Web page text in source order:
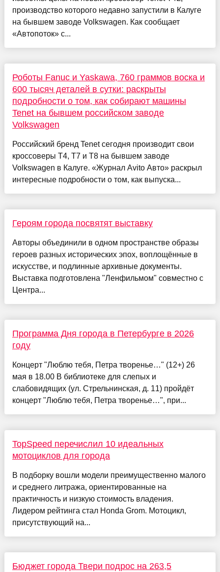
производство которого недавно запустили в Калуге
на бывшем заводе Volkswagen. Как сообщает
«Автопоток» с...
Роботы Fanuc и Yaskawa, 760 граммов воска и
600 тысяч деталей в сутки: раскрыты
подробности о том, как собирают машины
Tenet на бывшем российском заводе
Volkswagen
Российский бренд Tenet сегодня производит свои
кроссоверы T4, T7 и T8 на бывшем заводе
Volkswagen в Калуге. «Журнал Avito Авто» раскрыл
интересные подробности о том, как выпуска...
Героям города посвятят выставку
Авторы объединили в одном пространстве образы
героев разных исторических эпох, воплощённые в
искусстве, и подлинные архивные документы.
Выставка подготовлена "Ленфильмом" совместно с
Центра...
Программа Дня города в Петербурге в 2026
году
Концерт "Люблю тебя, Петра творенье…" (12+) 26
мая в 18.00 В библиотеке для слепых и
слабовидящих (ул. Стрельнинская, д. 11) пройдёт
концерт "Люблю тебя, Петра творенье…", при...
TopSpeed перечислил 10 идеальных
мотоциклов для города
В подборку вошли модели преимущественно малого
и среднего литража, ориентированные на
практичность и низкую стоимость владения.
Лидером рейтинга стал Honda Grom. Мотоцикл,
присутствующий на...
Бюджет города Твери подрос на 263,5